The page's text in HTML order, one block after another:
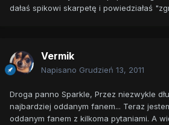
dałaś spikowi skarpetę i powiedziałaś
Vermik
Napisano Grudzień 13, 2011
Droga panno Sparkle, Przez niezwykle
najbardziej oddanym fanem... Teraz
oddanym fanem z kilkoma pytaniami. A